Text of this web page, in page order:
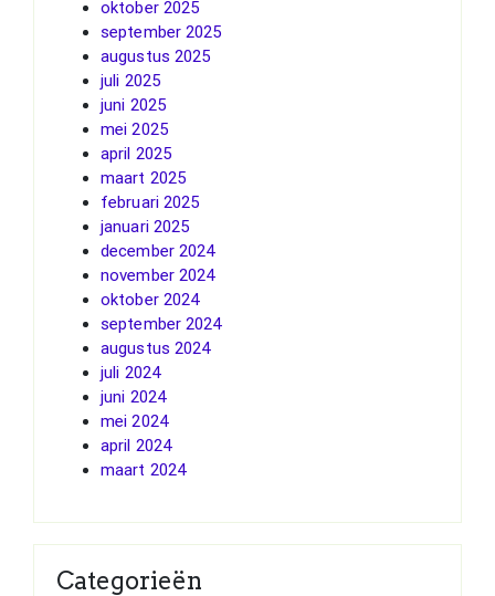
oktober 2025
september 2025
augustus 2025
juli 2025
juni 2025
mei 2025
april 2025
maart 2025
februari 2025
januari 2025
december 2024
november 2024
oktober 2024
september 2024
augustus 2024
juli 2024
juni 2024
mei 2024
april 2024
maart 2024
Categorieën